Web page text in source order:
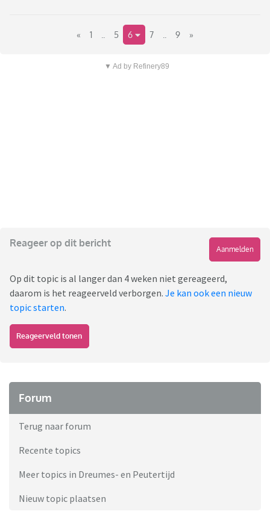
« 1 5 6 7 9 »
▼ Ad by Refinery89
Reageer op dit bericht
Aanmelden
Op dit topic is al langer dan 4 weken niet gereageerd,
daarom is het reageerveld verborgen. Je kan ook een nieuw
topic starten.
Reageerveld tonen
Forum
Terug naar forum
Recente topics
Meer topics in Dreumes- en Peutertijd
Nieuw topic plaatsen